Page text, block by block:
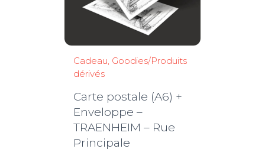
Cadeau Goodies/Produits
dérivés
Carte postale (A6) +
Enveloppe –
TRAENHEIM – Rue
Principale